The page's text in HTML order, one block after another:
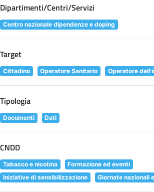
Dipartimenti/Centri/Servizi
Centro nazionale dipendenze e doping
Target
Cittadino Operatore Sanitario Operatore
Tipologia
Documenti Dati
CNDD
Tabacco e nicotina
Formazione ed eventi
Iniziative di sensibilizzazione
Giornate nazionali